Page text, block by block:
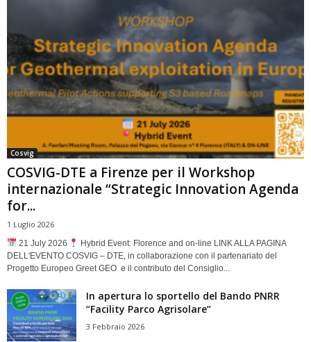
Cosvig
COSVIG-DTE a Firenze per il Workshop
internazionale “Strategic Innovation Agenda
for...
1 Luglio 2026
21 July 2026
Hybrid Event: Florence and on-line LINK ALLA PAGINA
DELL'EVENTO COSVIG – DTE, in collaborazione con il partenariato del
Progetto Europeo Greet GEO e il contributo del Consiglio...
In apertura lo sportello del Bando PNRR
“Facility Parco Agrisolare”
3 Febbraio 2026